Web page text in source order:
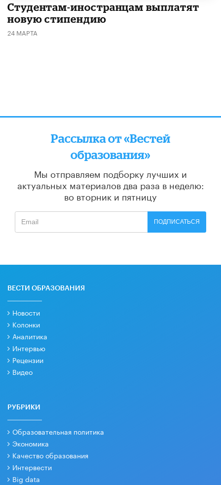
Студентам-иностранцам выплатят
новую стипендию
24 МАРТА
Рассылка от «Вестей
образования»
Мы отправляем подборку лучших и
актуальных материалов два раза в неделю:
во вторник и пятницу
ПОДПИСАТЬСЯ
ВЕСТИ ОБРАЗОВАНИЯ
Новости
Колонки
Аналитика
Интервью
Рецензии
Видео
РУБРИКИ
Образовательная политика
Экономика
Качество образования
Интервести
Big data